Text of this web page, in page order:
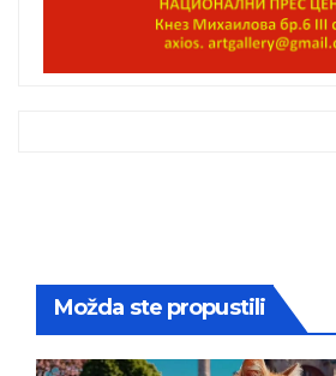
Možda ste propustili